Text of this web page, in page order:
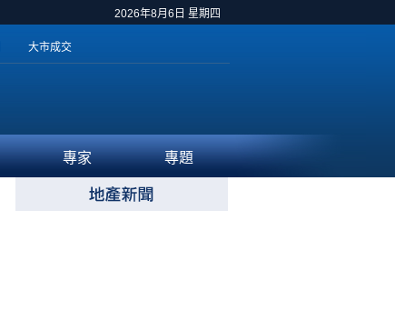
2026年8月6日 星期四
大市成交
專家 專題